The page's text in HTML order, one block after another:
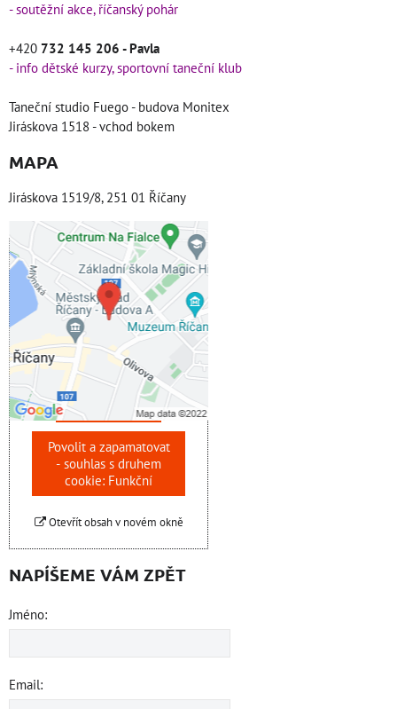
- soutěžní akce, říčanský pohár
+420 732 145 206 - Pavla
- info dětské kurzy, sportovní taneční klub
Taneční studio Fuego - budova Monitex
Jiráskova 1518 - vchod bokem
MAPA
Jiráskova 1519/8, 251 01 Říčany
Externí obsah je
blokován Volbami
soukromí
Přejete si načíst externí
obsah?
Povolit jednou
Povolit a zapamatovat
- souhlas s druhem
cookie: Funkční
Otevřít obsah v novém okně
NAPÍŠEME VÁM ZPĚT
Jméno:
Email: